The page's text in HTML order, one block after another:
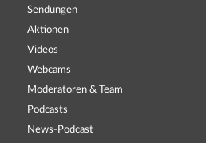
Sendungen
Aktionen
Videos
Webcams
Moderatoren & Team
Podcasts
News-Podcast